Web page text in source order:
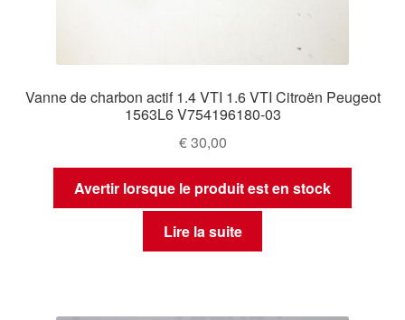
Vanne de charbon actif 1.4 VTI 1.6 VTI Citroën Peugeot
1563L6 V754196180-03
€30,00
Avertir lorsque le produit est en stock
Lire la suite